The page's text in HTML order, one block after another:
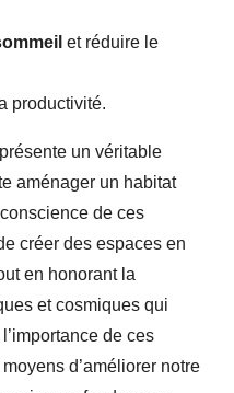
et réduire le
productivité.
un véritable
aménager un habitat
de ces
créer des espaces en
en honorant la
et cosmiques qui
de ces
d’améliorer notre